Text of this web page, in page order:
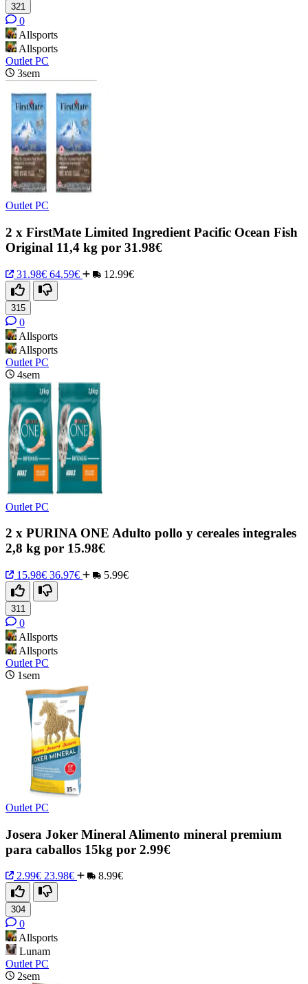
321
0
Allsports
Allsports
Outlet PC
3sem
Outlet PC
2 x FirstMate Limited Ingredient Pacific Ocean Fish
Original 11,4 kg por 31.98€
31.98€ 64.59€ 12.99€
315
0
Allsports
Allsports
Outlet PC
4sem
Outlet PC
2 x PURINA ONE Adulto pollo y cereales integrales
2,8 kg por 15.98€
15.98€ 36.97€ 5.99€
311
0
Allsports
Allsports
Outlet PC
1sem
Outlet PC
Josera Joker Mineral Alimento mineral premium
para caballos 15kg por 2.99€
2.99€ 23.98€ 8.99€
304
0
Allsports
Lunam
Outlet PC
2sem